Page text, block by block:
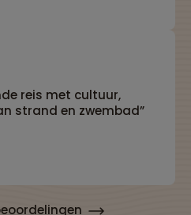
reis met cultuur,
strand en zwembad”